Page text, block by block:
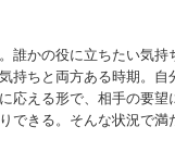
誰かの役に立ちたい気持
持ちと両方ある時期。自
応える形で、相手の要望
できる。そんな状況で満